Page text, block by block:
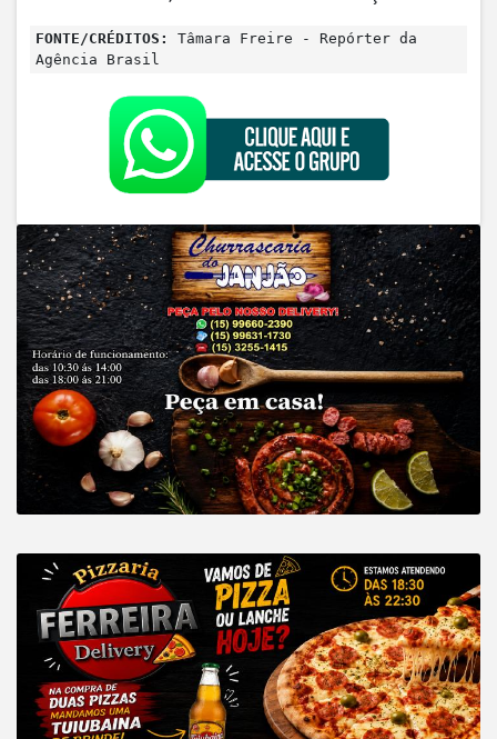
FONTE/CRÉDITOS:
Tâmara Freire - Repórter da
Agência Brasil